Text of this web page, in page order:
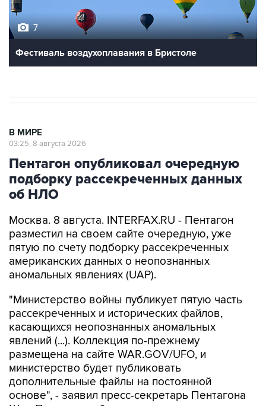
Фестиваль воздухоплавания в Бристоле
Пентагон опубликовал очередную
подборку рассекреченных данных
об НЛО
Москва. 8 августа. INTERFAX.RU - Пентагон
пятую по счету подборку рассекреченных
американских данных о неопознанных
аномальных явлениях (UAP).
"Министерство войны публикует пятую часть
касающихся неопознанных аномальных
явлений (...). Коллекция по-прежнему
размещена на сайте WAR.GOV/UFO, и
министерство будет публиковать
дополнительные файлы на постоянной
основе", - заявил пресс-секретарь Пентагона
Шон Парнелл, добавив, что уже ведется
работа над следующей подборкой.